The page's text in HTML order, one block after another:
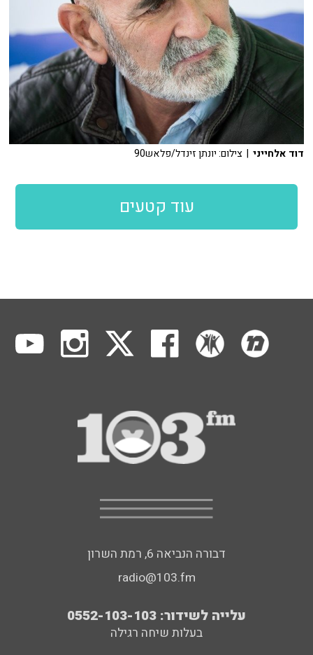
דוד אלחייני | צילום: יונתן זינדל/פלאש90
עוד קטעים
דבורה הנביאה 6, רמת השרון
radio@103.fm
עלייה לשידור: 0552-103-103
בעלות שיחה רגילה